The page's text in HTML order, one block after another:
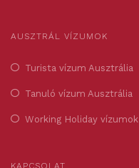
AUSZTRÁL VÍZUMOK
Turista vízum Ausztrália
Tanuló vízum Ausztrália
Working Holiday vízumok
KAPCSOLAT